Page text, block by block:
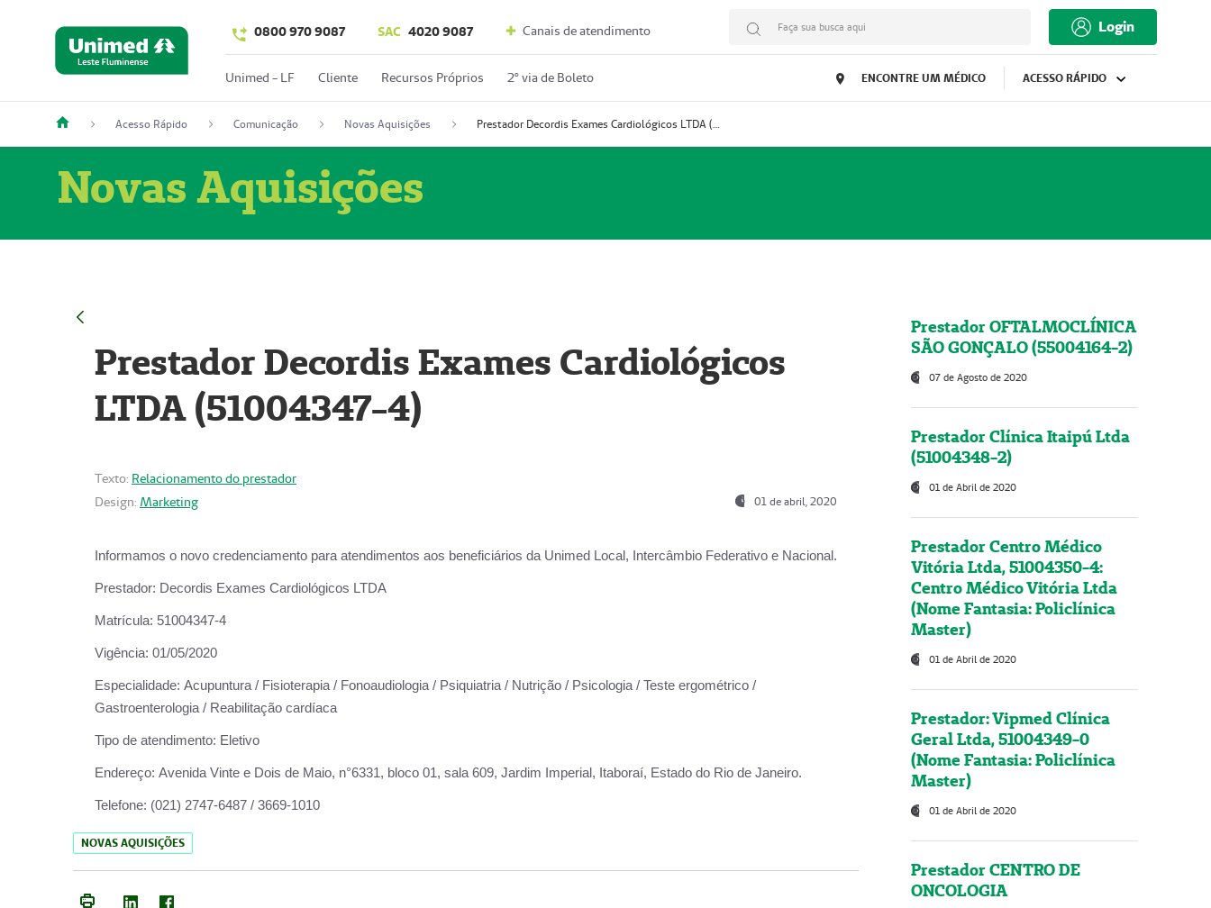
0800 970 9087 SAC 4020 9087 Canais de atendimento Faça sua busca aqui Login
Unimed - LF Cliente Recursos Próprios 2º via de Boleto ENCONTRE UM MÉDICO ACESSO RÁPIDO
Acesso Rápido Comunicação Novas Aquisições Prestador Decordis Exames Cardiológicos LTDA (51004347-4)
Novas Aquisições
Prestador Decordis Exames Cardiológicos
LTDA (51004347-4)
Texto: Relacionamento do prestador
Design: Marketing 01 de abril, 2020
Informamos o novo credenciamento para atendimentos aos beneficiários da Unimed Local, Intercâmbio Federativo e Nacional.
Prestador: Decordis Exames Cardiológicos LTDA
Matrícula: 51004347-4
Vigência: 01/05/2020
Especialidade: Acupuntura / Fisioterapia / Fonoaudiologia / Psiquiatria / Nutrição / Psicologia / Teste ergométrico /
Gastroenterologia / Reabilitação cardíaca
Tipo de atendimento: Eletivo
Endereço: Avenida Vinte e Dois de Maio, n°6331, bloco 01, sala 609, Jardim Imperial, Itaboraí, Estado do Rio de Janeiro.
Telefone: (021) 2747-6487 / 3669-1010
NOVAS AQUISIÇÕES
Prestador OFTALMOCLÍNICA
SÃO GONÇALO (55004164-2)
07 de Agosto de 2020
Prestador Clínica Itaipú Ltda
(51004348-2)
01 de Abril de 2020
Prestador Centro Médico
Vitória Ltda, 51004350-4:
Centro Médico Vitória Ltda
(Nome Fantasia: Policlínica
Master)
01 de Abril de 2020
Prestador: Vipmed Clínica
Geral Ltda, 51004349-0
(Nome Fantasia: Policlínica
Master)
01 de Abril de 2020
Prestador CENTRO DE
ONCOLOGIA